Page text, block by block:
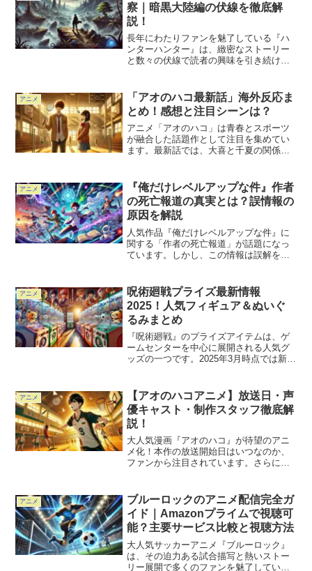
察｜暗黒大陸編の伏線を徹底解
説！
長年にわたりファンを魅了している『ハ
ンターハンター』は、緻密なストーリー
と数々の伏線で読者の興味を引き続けて
ます。この記事では、最新話402話までに
登場した暗黒大陸編の...
アニメ
「アオのハコ最新話」海外反応ま
とめ！感想と注目シーンは？
アニメ「アオのハコ」は青春とスポーツ
が融合した話題作として注目を集めてい
ます。最新話では、大喜と千夏の関係の
話に対する海外の反応や注目されたシー
ン、視聴者の感想を詳しく...
アニメ
『俺だけレベルアップな件』作者
の死亡報道の真実とは？誤情報の
原因を解説
人気作品『俺だけレベルアップな件』に
関する「作者の死亡報道」が話題になっ
ています。しかし、この情報は誤解を含
では、なぜこのような誤解が広まったの
でしょうか？実は、...
アニメ
呪術廻戦プライズ最新情報
2025！人気フィギュア＆ぬいぐ
るみまとめ
『呪術廻戦』のプライズアイテムは、ゲ
ームセンターを中心に展開される人気グ
ッズの一つです。2025年3月時点では新作
しており、今後も新シリーズの展開が期
待されています。本...
アニメ
【アオのハコアニメ】放送日・声
優キャスト・制作スタッフ徹底解
説！
大人気漫画『アオのハコ』が待望のアニ
メ化！本作の放送開始日はいつなのか、
ファンから注目されています。さらに、
新情報をもとに『アオのハコ』アニメの
魅力を徹底解説します。こ...
アニメ
ブルーロックのアニメ配信完全ガ
イド｜Amazonプライムで視聴可
能？主要サービス比較と視聴方法
大人気サッカーアニメ『ブルーロック』
は、その迫力ある試合描写と熱いストー
リー展開で多くのファンを魅了していま